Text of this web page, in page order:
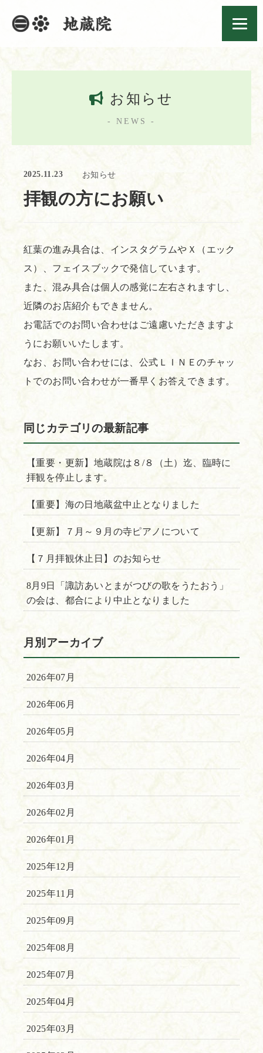
お知らせ
- NEWS -
2025.11.23 お知らせ
拝観の方にお願い
紅葉の進み具合は、インスタグラムやＸ（エック
ス）、フェイスブックで発信しています。
また、混み具合は個人の感覚に左右されますし、
近隣のお店紹介もできません。
お電話でのお問い合わせはご遠慮いただきますよ
うにお願いいたします。
なお、お問い合わせには、公式ＬＩＮＥのチャッ
トでのお問い合わせが一番早くお答えできます。
同じカテゴリの最新記事
【重要・更新】地蔵院は８/８（土）迄、臨時に
拝観を停止します。
【重要】海の日地蔵盆中止となりました
【更新】７月～９月の寺ピアノについて
【７月拝観休止日】のお知らせ
8月9日「諏訪あいとまがつびの歌をうたおう」
の会は、都合により中止となりました
月別アーカイブ
2026年07月
2026年06月
2026年05月
2026年04月
2026年03月
2026年02月
2026年01月
2025年12月
2025年11月
2025年09月
2025年08月
2025年07月
2025年04月
2025年03月